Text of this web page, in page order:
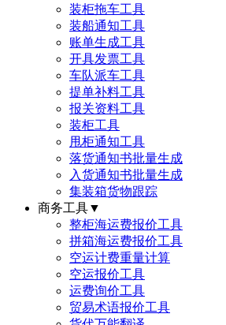
装柜拖车工具
装船通知工具
账单生成工具
开具发票工具
车队派车工具
提单补料工具
报关资料工具
装柜工具
甩柜通知工具
落货通知书批量生成
入货通知书批量生成
集装箱货物跟踪
商务工具▼
整柜海运费报价工具
拼箱海运费报价工具
空运计费重量计算
空运报价工具
运费询价工具
贸易术语报价工具